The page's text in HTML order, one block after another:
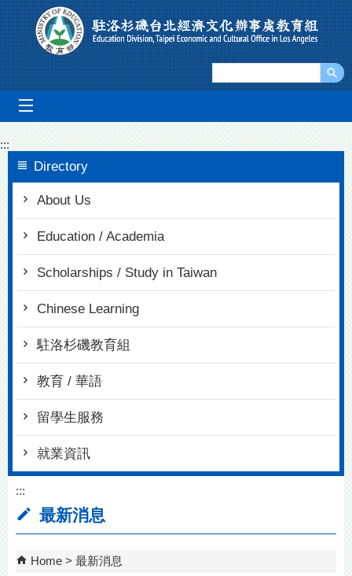
Go To Content
:::
Directory
About Us
Education / Academia
Scholarships / Study in Taiwan
Chinese Learning
駐洛杉磯教育組
教育 / 華語
留學生服務
就業資訊
:::
最新消息
Home 最新消息